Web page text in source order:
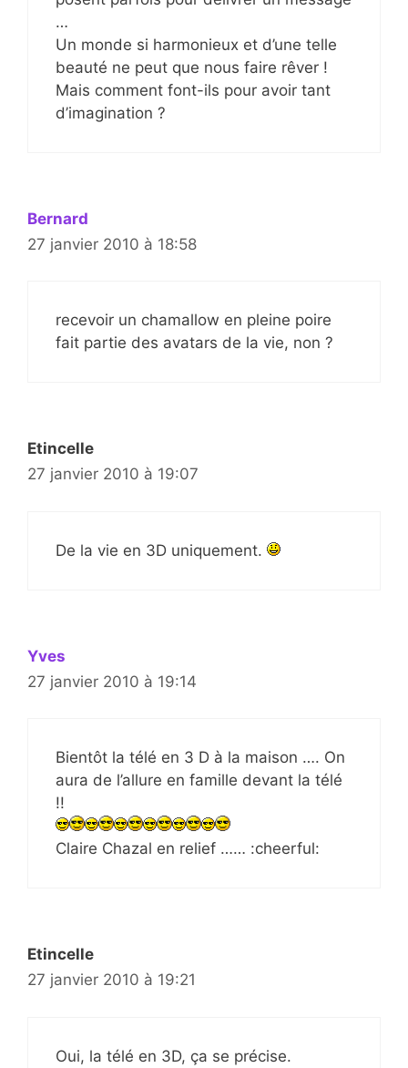
…
Un monde si harmonieux et d’une telle
beauté ne peut que nous faire rêver !
Mais comment font-ils pour avoir tant
d’imagination ?
Bernard
27 janvier 2010 à 18:58
recevoir un chamallow en pleine poire
fait partie des avatars de la vie, non ?
Etincelle
27 janvier 2010 à 19:07
De la vie en 3D uniquement.
Yves
27 janvier 2010 à 19:14
Bientôt la télé en 3 D à la maison …. On
aura de l’allure en famille devant la télé
!!
Claire Chazal en relief …… :cheerful:
Etincelle
27 janvier 2010 à 19:21
Oui, la télé en 3D, ça se précise.